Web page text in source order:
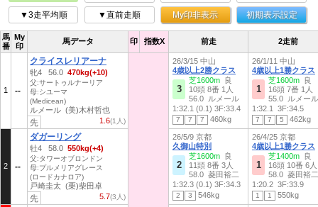
▼3走平均順 ▼直前走順 My印非表示 初期表示設定
馬
番
My
印
馬データ 印 指数X
1
クライスレリアーナ
牝4 56.0 470kg(+10)
父:サートゥルナーリア
母:シユーマ
(Medicean)
ルメール (美)木村哲也
1.6(1人)
先
2
ダガーリング
牡4 58.0 550kg(+4)
父:タワーオブロンドン
母:プルメリアグレース
(ロードカナロア)
戸崎圭太 (栗)柴田卓
5.7(3人)
先
前走 2走前
26/3/15 中山
4歳以上2勝クラス
3
芝1600m 良
10頭 8番 1人
56.0 ルメール
1:32.1 (0.1) 3F:33.4
7 7 7 460kg
26/1/11 中山
4歳以上1勝クラス
1
芝1600m 良
16頭 7番 1人
55.0 ルメール
1:32.1
3F:34.5
7 7 5 462kg
26/5/9 京都
久御山特別
2
芝1600m 良
11頭 8番 3人
58.0 菱田裕二
1:32.3 (0.1) 3F:34.3
2 3 546kg
26/4/25 京都
4歳以上1勝クラス
1
芝1400m 良
16頭 10番 6人
58.0 菱田裕二
1:20.2 3F:33.9
1 1 550kg